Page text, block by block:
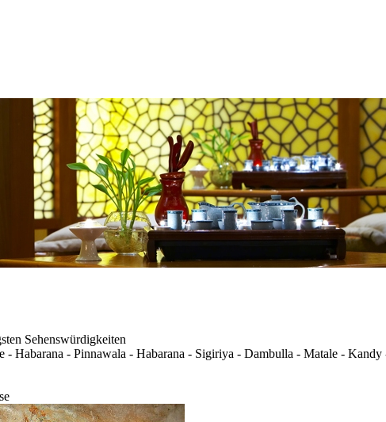
Sehenswürdigkeiten
Habarana - Pinnawala - Habarana - Sigiriya - Dambulla - Matale -